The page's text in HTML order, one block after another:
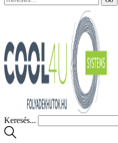
Keresés...